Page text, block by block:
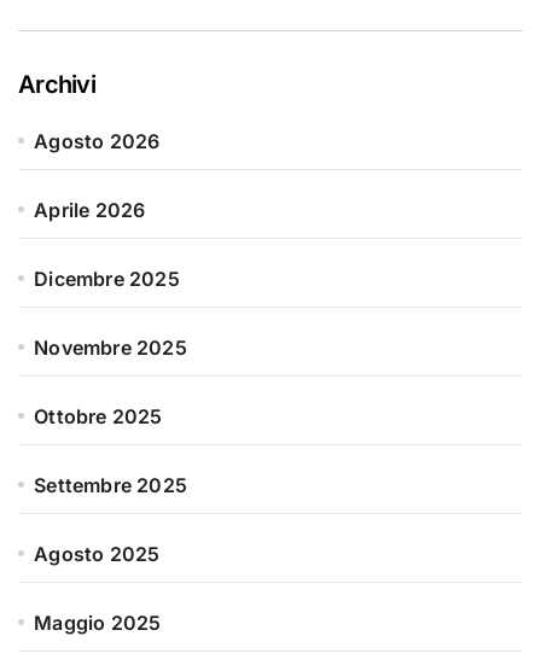
Archivi
Agosto 2026
Aprile 2026
Dicembre 2025
Novembre 2025
Ottobre 2025
Settembre 2025
Agosto 2025
Maggio 2025